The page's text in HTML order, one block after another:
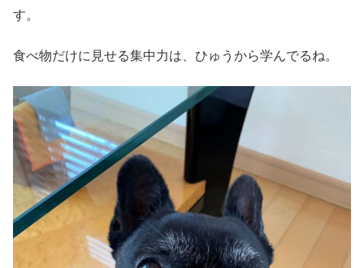
す。
食べ物だけに見せる集中力は、ひゅうから学んでるね。